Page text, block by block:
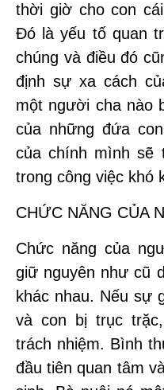
thời giờ cho con
Đó là yếu tố quan
chúng và điều đó
định sự xa cách
một người cha nào
của những đứa
của chính mình sẽ
trong công việc khó
CHỨC NĂNG CỦA
Chức năng của
giữ nguyên như cũ
khác nhau. Nếu sự
và con bị trục
trách nhiệm. Bình
đầu tiên quan tâm